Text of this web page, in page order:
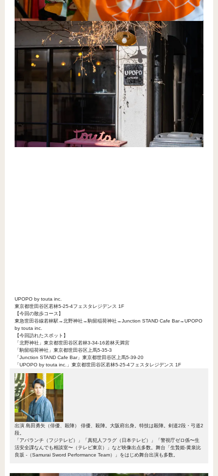
UPOPO by touta inc.
東京都世田谷区若林5-25-4フェスタレジデンス 1F
【今回の散歩コース】
東急世田谷線若林駅→北野神社→駒留稲荷神社→Junction STAND Cafe Bar→UPOPO
by touta inc.
【今回訪れたスポット】
「北野神社」東京都世田谷区若林3-34-16若林天満宮
「駒留稲荷神社」東京都世田谷区上馬5-35-3
「Junction STAND Cafe Bar」東京都世田谷区上馬5-39-20
「UPOPO by touta inc.」東京都世田谷区若林5-25-4フェスタレジデンス 1F
出演 島田勇矢（俳優、殺陣）
俳優、殺陣。大阪府出身。特技は殺陣。剣道2段・弓道2
段。
「アバランチ（フジテレビ）」「真犯人フラグ（日本テレビ）」「警視庁ゼロ係〜生
活安全課なんでも相談室〜（テレビ東京）」など映像出点多数。舞台「生贄姫-黄泉比
良坂 -（Samurai Sword Performance Team）」をはじめ舞台出演も多数。